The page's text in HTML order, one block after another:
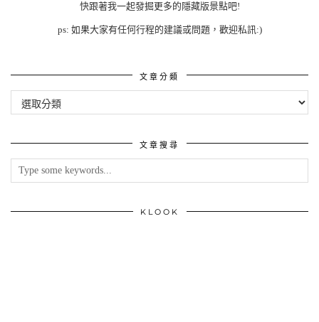
快跟著我一起發掘更多的隱藏版景點吧!
ps: 如果大家有任何行程的建議或問題，歡迎私訊:)
文章分類
文章搜尋
KLOOK